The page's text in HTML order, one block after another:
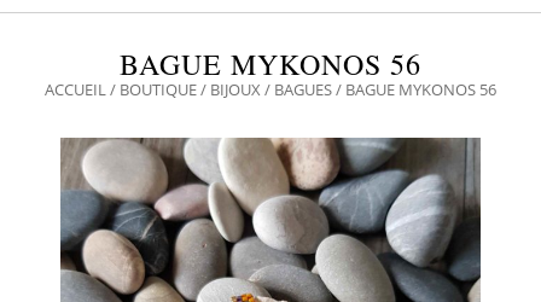
BAGUE MYKONOS 56
ACCUEIL/ BOUTIQUE/ BIJOUX / BAGUES/ BAGUE MYKONOS 56